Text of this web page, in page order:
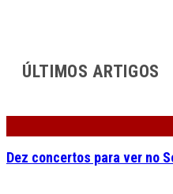
ÚLTIMOS ARTIGOS
Dez concertos para ver no